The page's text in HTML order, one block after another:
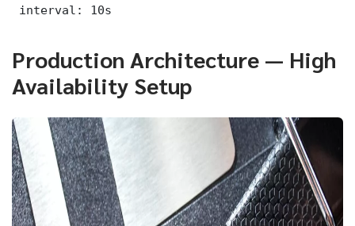
interval: 10s
Production Architecture — High
Availability Setup